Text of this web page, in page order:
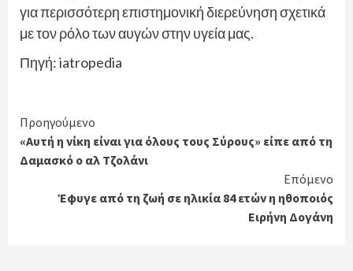
για περισσότερη επιστημονική διερεύνηση σχετικά
με τον ρόλο των αυγών στην υγεία μας.
Πηγή: iatropedia
Continue
Reading
Προηγούμενο
«Αυτή η νίκη είναι για όλους τους Σύρους» είπε από τη
Δαμασκό ο αλ Τζολάνι
Επόμενο
Έφυγε από τη ζωή σε ηλικία 84 ετών η ηθοποιός
Ειρήνη Δογάνη